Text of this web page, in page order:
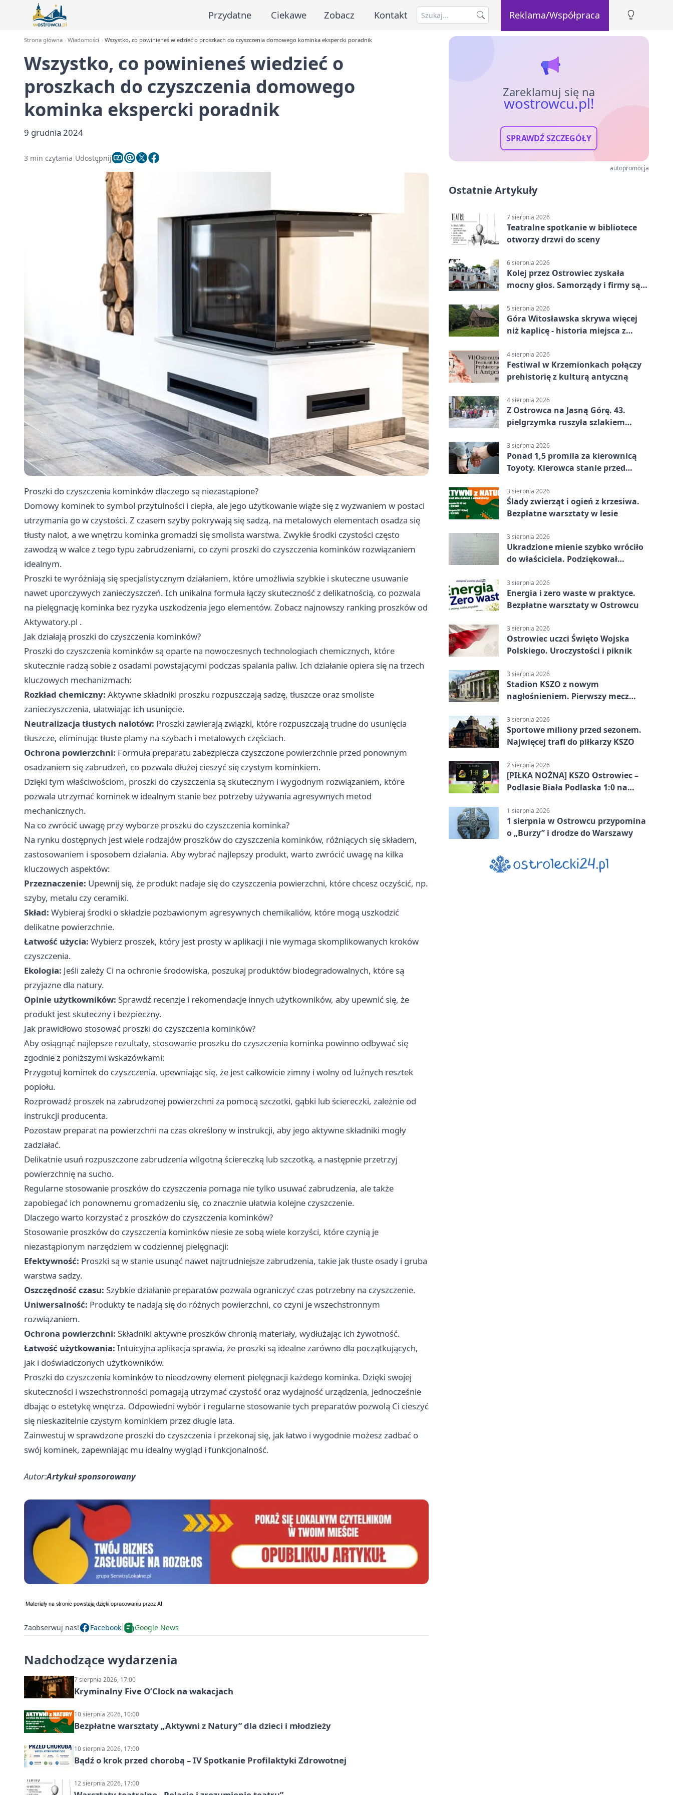
Przydatne Ciekawe Zobacz Kontakt Reklama/Współpraca
Strona główna Wiadomości Wszystko, co powinieneś wiedzieć o proszkach do czyszczenia domowego kominka ekspercki poradnik
Wszystko, co powinieneś wiedzieć o
proszkach do czyszczenia domowego
kominka ekspercki poradnik
9 grudnia 2024
3 min czytania Udostępnij
Proszki do czyszczenia kominków dlaczego są niezastąpione?
Domowy kominek to symbol przytulności i ciepła, ale jego użytkowanie wiąże się z wyzwaniem w postaci
utrzymania go w czystości. Z czasem szyby pokrywają się sadzą, na metalowych elementach osadza się
tłusty nalot, a we wnętrzu kominka gromadzi się smolista warstwa. Zwykłe środki czystości często
zawodzą w walce z tego typu zabrudzeniami, co czyni proszki do czyszczenia kominków rozwiązaniem
idealnym.
Proszki te wyróżniają się specjalistycznym działaniem, które umożliwia szybkie i skuteczne usuwanie
nawet uporczywych zanieczyszczeń. Ich unikalna formuła łączy skuteczność z delikatnością, co pozwala
na pielęgnację kominka bez ryzyka uszkodzenia jego elementów. Zobacz najnowszy ranking proszków od
Aktywatory.pl .
Jak działają proszki do czyszczenia kominków?
Proszki do czyszczenia kominków są oparte na nowoczesnych technologiach chemicznych, które
skutecznie radzą sobie z osadami powstającymi podczas spalania paliw. Ich działanie opiera się na trzech
kluczowych mechanizmach:
Rozkład chemiczny: Aktywne składniki proszku rozpuszczają sadzę, tłuszcze oraz smoliste
zanieczyszczenia, ułatwiając ich usunięcie.
Neutralizacja tłustych nalotów: Proszki zawierają związki, które rozpuszczają trudne do usunięcia
tłuszcze, eliminując tłuste plamy na szybach i metalowych częściach.
Ochrona powierzchni: Formuła preparatu zabezpiecza czyszczone powierzchnie przed ponownym
osadzaniem się zabrudzeń, co pozwala dłużej cieszyć się czystym kominkiem.
Dzięki tym właściwościom, proszki do czyszczenia są skutecznym i wygodnym rozwiązaniem, które
pozwala utrzymać kominek w idealnym stanie bez potrzeby używania agresywnych metod
mechanicznych.
Na co zwrócić uwagę przy wyborze proszku do czyszczenia kominka?
Na rynku dostępnych jest wiele rodzajów proszków do czyszczenia kominków, różniących się składem,
zastosowaniem i sposobem działania. Aby wybrać najlepszy produkt, warto zwrócić uwagę na kilka
kluczowych aspektów:
Przeznaczenie: Upewnij się, że produkt nadaje się do czyszczenia powierzchni, które chcesz oczyścić, np.
szyby, metalu czy ceramiki.
Skład: Wybieraj środki o składzie pozbawionym agresywnych chemikaliów, które mogą uszkodzić
delikatne powierzchnie.
Łatwość użycia: Wybierz proszek, który jest prosty w aplikacji i nie wymaga skomplikowanych kroków
czyszczenia.
Ekologia: Jeśli zależy Ci na ochronie środowiska, poszukaj produktów biodegradowalnych, które są
przyjazne dla natury.
Opinie użytkowników: Sprawdź recenzje i rekomendacje innych użytkowników, aby upewnić się, że
produkt jest skuteczny i bezpieczny.
Jak prawidłowo stosować proszki do czyszczenia kominków?
Aby osiągnąć najlepsze rezultaty, stosowanie proszku do czyszczenia kominka powinno odbywać się
zgodnie z poniższymi wskazówkami:
Przygotuj kominek do czyszczenia, upewniając się, że jest całkowicie zimny i wolny od luźnych resztek
popiołu.
Rozprowadź proszek na zabrudzonej powierzchni za pomocą szczotki, gąbki lub ściereczki, zależnie od
instrukcji producenta.
Pozostaw preparat na powierzchni na czas określony w instrukcji, aby jego aktywne składniki mogły
zadziałać.
Delikatnie usuń rozpuszczone zabrudzenia wilgotną ściereczką lub szczotką, a następnie przetrzyj
powierzchnię na sucho.
Regularne stosowanie proszków do czyszczenia pomaga nie tylko usuwać zabrudzenia, ale także
zapobiegać ich ponownemu gromadzeniu się, co znacznie ułatwia kolejne czyszczenie.
Dlaczego warto korzystać z proszków do czyszczenia kominków?
Stosowanie proszków do czyszczenia kominków niesie ze sobą wiele korzyści, które czynią je
niezastąpionym narzędziem w codziennej pielęgnacji:
Efektywność: Proszki są w stanie usunąć nawet najtrudniejsze zabrudzenia, takie jak tłuste osady i gruba
warstwa sadzy.
Oszczędność czasu: Szybkie działanie preparatów pozwala ograniczyć czas potrzebny na czyszczenie.
Uniwersalność: Produkty te nadają się do różnych powierzchni, co czyni je wszechstronnym
rozwiązaniem.
Ochrona powierzchni: Składniki aktywne proszków chronią materiały, wydłużając ich żywotność.
Łatwość użytkowania: Intuicyjna aplikacja sprawia, że proszki są idealne zarówno dla początkujących,
jak i doświadczonych użytkowników.
Proszki do czyszczenia kominków to nieodzowny element pielęgnacji każdego kominka. Dzięki swojej
skuteczności i wszechstronności pomagają utrzymać czystość oraz wydajność urządzenia, jednocześnie
dbając o estetykę wnętrza. Odpowiedni wybór i regularne stosowanie tych preparatów pozwolą Ci cieszyć
się nieskazitelnie czystym kominkiem przez długie lata.
Zainwestuj w sprawdzone proszki do czyszczenia i przekonaj się, jak łatwo i wygodnie możesz zadbać o
swój kominek, zapewniając mu idealny wygląd i funkcjonalność.
Autor:Artykuł sponsorowany
Zaobserwuj nas! Facebook Google News
Nadchodzące wydarzenia
7 sierpnia 2026, 17:00
Kryminalny Five O’Clock na wakacjach
10 sierpnia 2026, 10:00
Bezpłatne warsztaty „Aktywni z Natury” dla dzieci i młodzieży
10 sierpnia 2026, 17:00
Bądź o krok przed chorobą – IV Spotkanie Profilaktyki Zdrowotnej
12 sierpnia 2026, 17:00
Zareklamuj się na
wostrowcu.pl!
SPRAWDŹ SZCZEGÓŁY
autopromocja
Ostatnie Artykuły
7 sierpnia 2026
Teatralne spotkanie w bibliotece
otworzy drzwi do sceny
6 sierpnia 2026
Kolej przez Ostrowiec zyskała
mocny głos. Samorządy i firmy są
5 sierpnia 2026
Góra Witosławska skrywa więcej
niż kaplicę - historia miejsca z
4 sierpnia 2026
Festiwal w Krzemionkach połączy
prehistorię z kulturą antyczną
4 sierpnia 2026
Z Ostrowca na Jasną Górę. 43.
pielgrzymka ruszyła szlakiem
3 sierpnia 2026
Ponad 1,5 promila za kierownicą
Toyoty. Kierowca stanie przed
3 sierpnia 2026
Ślady zwierząt i ogień z krzesiwa.
Bezpłatne warsztaty w lesie
3 sierpnia 2026
Ukradzione mienie szybko wróciło
do właściciela. Podziękował
3 sierpnia 2026
Energia i zero waste w praktyce.
Bezpłatne warsztaty w Ostrowcu
3 sierpnia 2026
Ostrowiec uczci Święto Wojska
Polskiego. Uroczystości i piknik
3 sierpnia 2026
Stadion KSZO z nowym
nagłośnieniem. Pierwszy mecz
3 sierpnia 2026
Sportowe miliony przed sezonem.
Najwięcej trafi do piłkarzy KSZO
2 sierpnia 2026
[PIŁKA NOŻNA] KSZO Ostrowiec –
Podlasie Biała Podlaska 1:0 na
(Grupa IV)
1 sierpnia 2026
1 sierpnia w Ostrowcu przypomina
o „Burzy” i drodze do Warszawy